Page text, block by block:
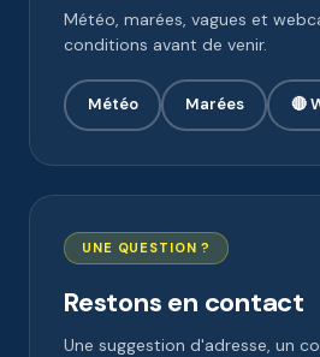
Météo, marées, vagues et
conditions avant de venir.
Météo Marées 🔴
UNE QUESTION ?
Restons en contact
Une suggestion d'adresse, un